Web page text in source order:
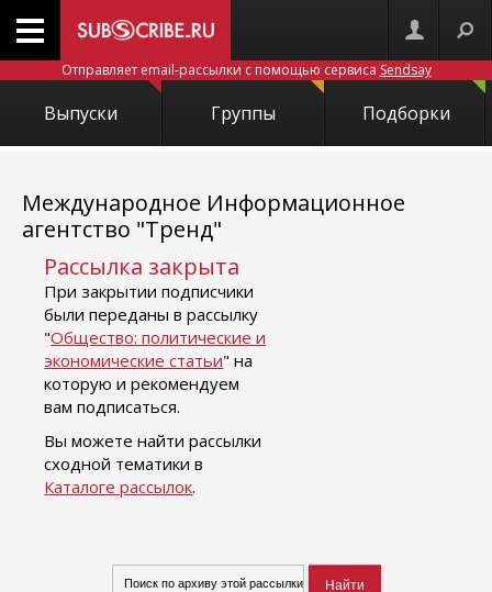
Отправляет email-рассылки с помощью сервиса Sendsay
Выпуски Группы Подборки
Международное Информационное
агентство "Тренд"
Рассылка закрыта
При закрытии подписчики
были переданы в рассылку
"Общество: политические и
экономические статьи" на
которую и рекомендуем
вам подписаться.
Вы можете найти рассылки
сходной тематики в
Каталоге рассылок.